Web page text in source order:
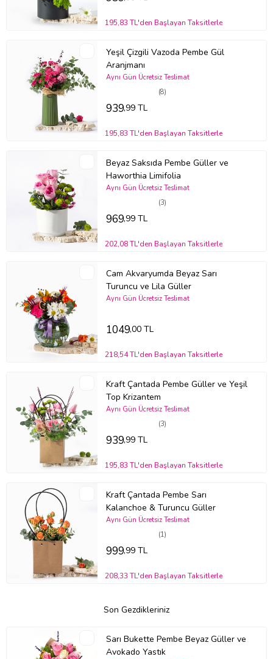
Bazı güllerin uç kısımdaki yapraklarında meydana gelen siyah
alanlar ürünün özel tür olmasından kaynaklı olup güle ait bir kusur
teşkil etmemektedir.
Ürün Kodu:bmb210
195,83 TL'den Başlayan Taksitlerle
Yeşil Çizgili Vazoda Pembe Gül
Aranjmanı
(8)
Aynı Gün Ücretsiz Teslimat
939,99 TL
195,83 TL'den Başlayan Taksitlerle
Beyaz Saksıda Pembe Güller ve
Haworthia Limifolia
(3)
Aynı Gün Ücretsiz Teslimat
969,99 TL
202,08 TL'den Başlayan Taksitlerle
Cam Akvaryumda Beyaz Sarı
Turuncu ve Lila Güller
Aynı Gün Ücretsiz Teslimat
1049,00 TL
218,54 TL'den Başlayan Taksitlerle
Kraft Çantada Pembe Güller ve Yeşil
Top Krizantem
(3)
Aynı Gün Ücretsiz Teslimat
939,99 TL
195,83 TL'den Başlayan Taksitlerle
Kraft Çantada Pembe Sarı
Kalanchoe & Turuncu Güller
(1)
Aynı Gün Ücretsiz Teslimat
999,99 TL
208,33 TL'den Başlayan Taksitlerle
Son Gezdikleriniz
Sarı Bukette Pembe Beyaz Güller ve
Avokado Yastık